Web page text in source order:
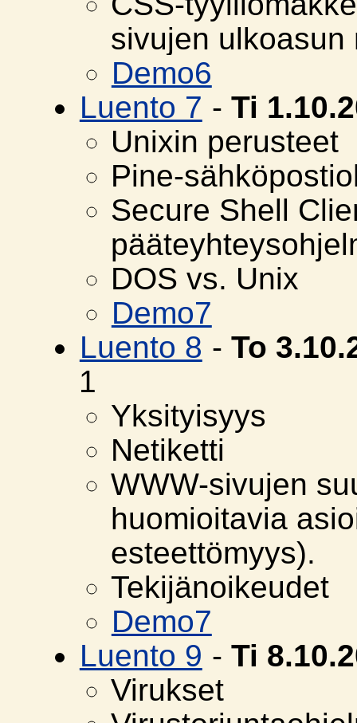
sivujen ulkoasun
Demo6
Luento 7 - Ti
Unixin perusteet
Pine-
Secure Shell
DOS vs. Unix
Demo7
Luento 8 - To
1
Yksityisyys
Netiketti
WWW-sivujen
huomioitavia
esteettömyys).
Tekijänoikeudet
Demo7
Luento 9 - Ti
Virukset